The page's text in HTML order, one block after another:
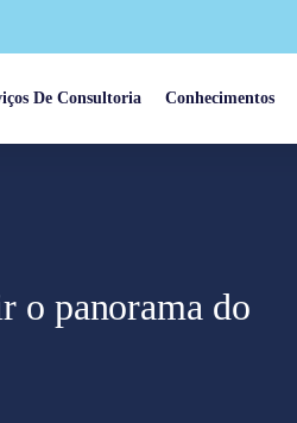
De Consultoria Conhecimentos
o panorama do